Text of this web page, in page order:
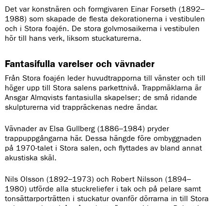
Det var konstnären och formgivaren Einar Forseth (1892–
1988) som skapade de flesta dekorationerna i vestibulen
och i Stora foajén. De stora golvmosaikerna i vestibulen
hör till hans verk, liksom stuckaturerna.
Fantasifulla varelser och vävnader
Från Stora foajén leder huvudtrapporna till vänster och till
höger upp till Stora salens parkettnivå. Trappmäklarna är
Ansgar Almqvists fantasiulla skapelser; de små ridande
skulpturerna vid trappräckenas nedre ändar.
Vävnader av Elsa Gullberg (1886–1984) pryder
trappuppgångarna här. Dessa hängde före ombyggnaden
på 1970-talet i Stora salen, och flyttades av bland annat
akustiska skäl.
Nils Olsson (1892–1973) och Robert Nilsson (1894–
1980) utförde alla stuckreliefer i tak och på pelare samt
tonsättarporträtten i stuckatur ovanför dörrarna in till Stora